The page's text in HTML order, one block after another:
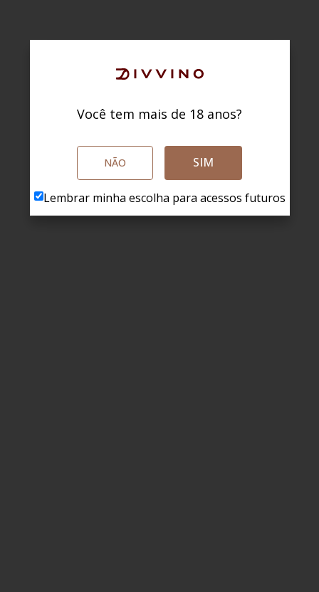
Você tem mais de 18 anos?
NÃO SIM
Lembrar minha escolha para acessos futuros